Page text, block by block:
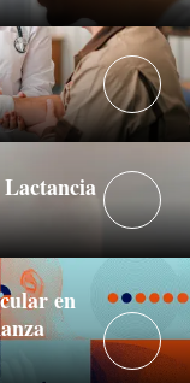
en